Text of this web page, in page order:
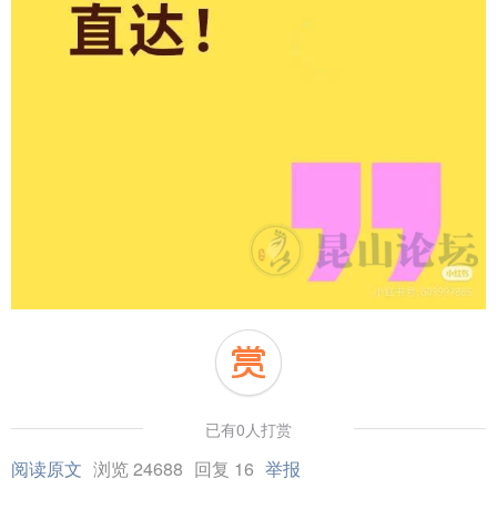
已有0人打赏
阅读原文 浏览 24688 回复 16 举报